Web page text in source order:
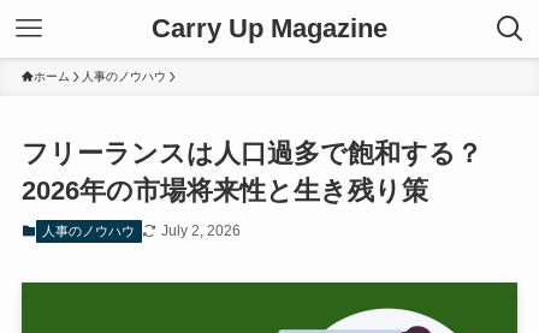
Carry Up Magazine
ホーム 人事のノウハウ
フリーランスは人口過多で飽和する？
2026年の市場将来性と生き残り策
人事のノウハウ July 2, 2026